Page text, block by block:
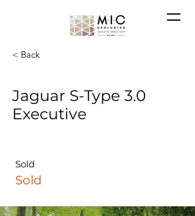
< Back
Jaguar S-Type 3.0
Executive
Sold
Sold